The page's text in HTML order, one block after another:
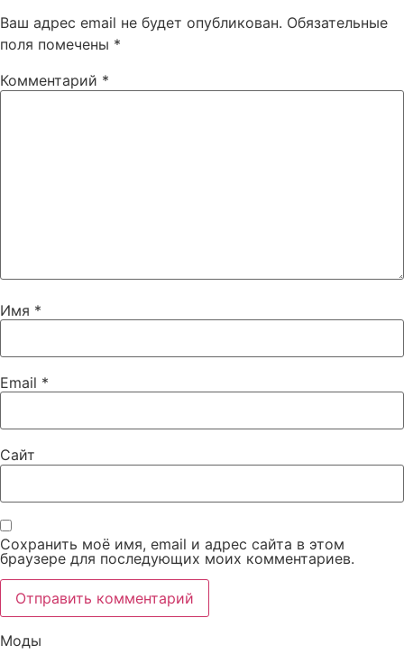
Ваш адрес email не будет опубликован. Обязательные
поля помечены *
Комментарий *
Имя *
Email *
Сайт
Сохранить моё имя, email и адрес сайта в этом
браузере для последующих моих комментариев.
Моды